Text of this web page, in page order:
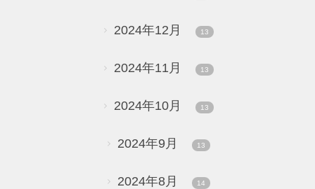
2024年12月 13
2024年11月 13
2024年10月 13
2024年9月 13
2024年8月 14